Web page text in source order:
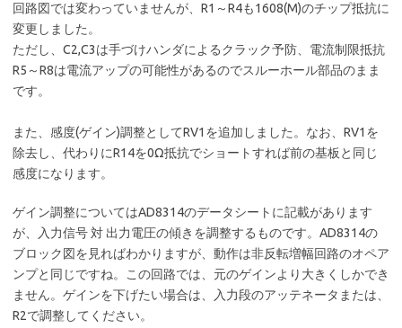
回路図では変わっていませんが、R1～R4も1608(M)のチップ抵抗に
変更しました。
ただし、C2,C3は手づけハンダによるクラック予防、電流制限抵抗
R5～R8は電流アップの可能性があるのでスルーホール部品のまま
です。
また、感度(ゲイン)調整としてRV1を追加しました。なお、RV1を
除去し、代わりにR14を0Ω抵抗でショートすれば前の基板と同じ
感度になります。
ゲイン調整についてはAD8314のデータシートに記載があります
が、入力信号 対 出力電圧の傾きを調整するものです。AD8314の
ブロック図を見ればわかりますが、動作は非反転増幅回路のオペア
ンプと同じですね。この回路では、元のゲインより大きくしかでき
ません。ゲインを下げたい場合は、入力段のアッテネータまたは、
R2で調整してください。